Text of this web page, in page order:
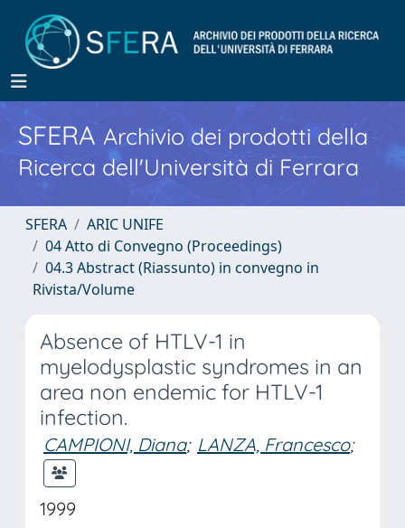
SFERA Archivio dei prodotti della
Ricerca dell'Università di Ferrara
SFERA
ARIC UNIFE
04 Atto di Convegno (Proceedings)
04.3 Abstract (Riassunto) in convegno in
Rivista/Volume
Absence of HTLV-1 in
myelodysplastic syndromes in an
area non endemic for HTLV-1
infection.
CAMPIONI, Diana; LANZA, Francesco;
1999